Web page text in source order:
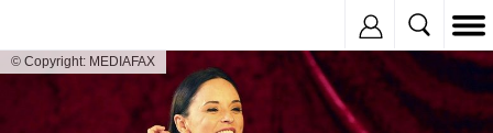
© Copyright: MEDIAFAX